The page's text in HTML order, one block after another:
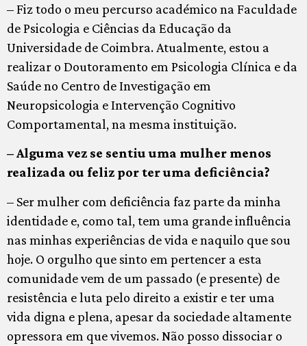
– Fiz todo o meu percurso académico na Faculdade
de Psicologia e Ciências da Educação da
Universidade de Coimbra. Atualmente, estou a
realizar o Doutoramento em Psicologia Clínica e da
Saúde no Centro de Investigação em
Neuropsicologia e Intervenção Cognitivo
Comportamental, na mesma instituição.
– Alguma vez se sentiu uma mulher menos
realizada ou feliz por ter uma deficiência?
– Ser mulher com deficiência faz parte da minha
identidade e, como tal, tem uma grande influência
nas minhas experiências de vida e naquilo que sou
hoje. O orgulho que sinto em pertencer a esta
comunidade vem de um passado (e presente) de
resistência e luta pelo direito a existir e ter uma
vida digna e plena, apesar da sociedade altamente
opressora em que vivemos. Não posso dissociar o